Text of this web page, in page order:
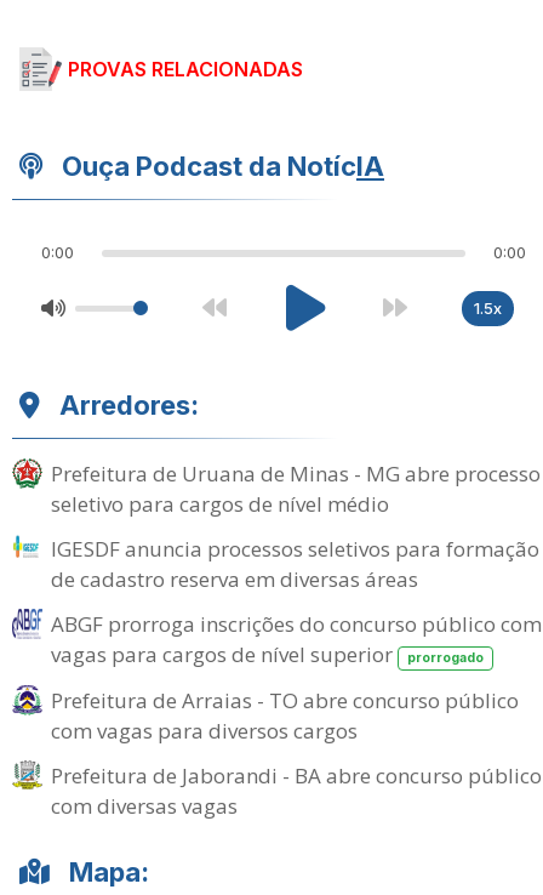
PROVAS RELACIONADAS
Ouça Podcast da NotícIA
0:00 0:00
1.5x
Arredores:
Prefeitura de Uruana de Minas - MG abre processo
seletivo para cargos de nível médio
IGESDF anuncia processos seletivos para formação
de cadastro reserva em diversas áreas
ABGF prorroga inscrições do concurso público com
vagas para cargos de nível superior
prorrogado
Prefeitura de Arraias - TO abre concurso público
com vagas para diversos cargos
Prefeitura de Jaborandi - BA abre concurso público
com diversas vagas
Mapa: